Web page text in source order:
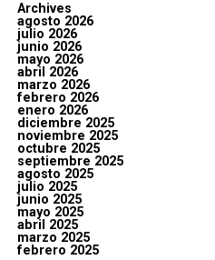
Archives
agosto 2026
julio 2026
junio 2026
mayo 2026
abril 2026
marzo 2026
febrero 2026
enero 2026
diciembre 2025
noviembre 2025
octubre 2025
septiembre 2025
agosto 2025
julio 2025
junio 2025
mayo 2025
abril 2025
marzo 2025
febrero 2025